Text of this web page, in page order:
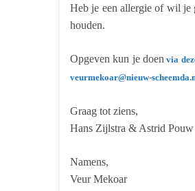
Heb je een allergie of wil je
houden.
Opgeven kun je doen via
veurmekoar@nieuw-
Graag tot ziens,
Hans Zijlstra & Astrid Pouw
Namens,
Veur Mekoar